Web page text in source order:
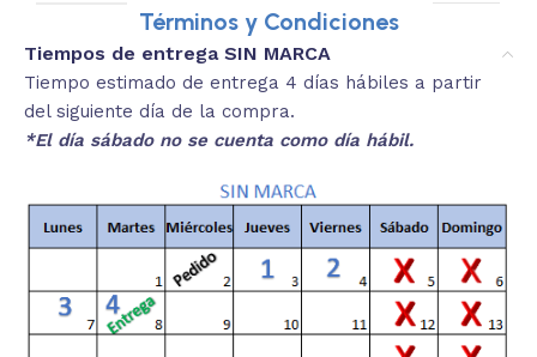
Términos y Condiciones
Tiempos de entrega SIN MARCA
Tiempo estimado de entrega 4 días hábiles a partir
del siguiente día de la compra.
*El día sábado no se cuenta como día hábil.